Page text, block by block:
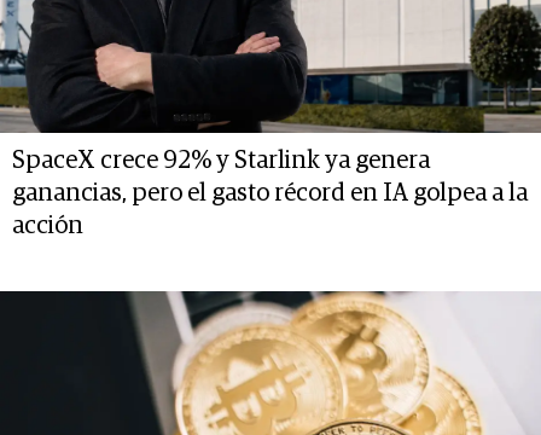
SpaceX crece 92% y Starlink ya genera
ganancias, pero el gasto récord en IA golpea a la
acción